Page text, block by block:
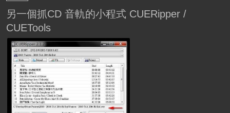
另一個抓CD 音軌的小程式 CUERipper /
CUETools